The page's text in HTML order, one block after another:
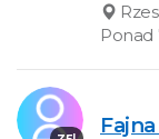
Ponad